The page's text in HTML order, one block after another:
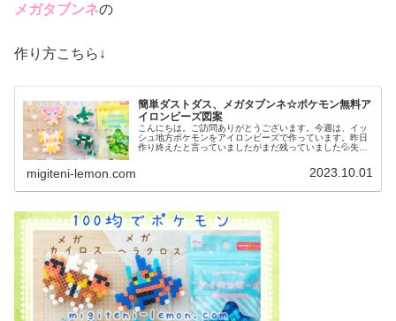
メガタブンネの
作り方こちら↓
簡単ダストダス、メガタブンネ☆ポケモン無料ア
イロンビーズ図案
こんにちは。ご訪問ありがとうございます。今週は、イッ
シュ地方ポケモンをアイロンビーズで作っています。昨日
作り終えたと言っていましたがまだ残っていました💦失礼
migiteni-lemon.com 2023.10.01